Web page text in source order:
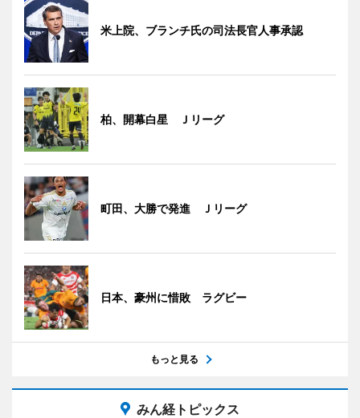
米上院、ブランチ氏の司法長官人事承認
柏、開幕白星 Ｊリーグ
町田、大勝で発進 Ｊリーグ
日本、豪州に惜敗 ラグビー
もっと見る
みん経トピックス